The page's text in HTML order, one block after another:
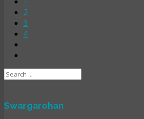
2
3
4
Swargarohan